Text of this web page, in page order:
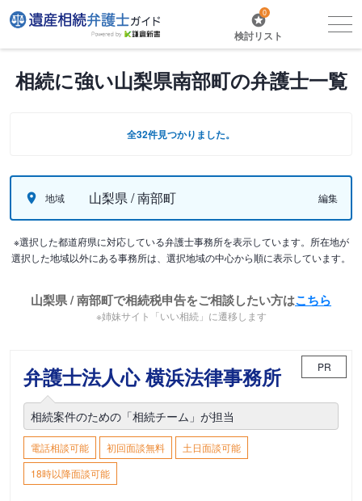
0
検討リスト
相続に強い山梨県南部町の弁護士一覧
全32件見つかりました。
地域 山梨県 / 南部町 編集
※選択した都道府県に対応している弁護士事務所を表示しています。所在地が
選択した地域以外にある事務所は、選択地域の中心から順に表示しています。
山梨県 / 南部町で相続税申告をご相談したい方はこちら
※姉妹サイト「いい相続」に遷移します
弁護士法人心 横浜法律事務所 PR
相続案件のための「相続チーム」が担当
電話相談可能 初回面談無料
土日面談可能
18時以降面談可能